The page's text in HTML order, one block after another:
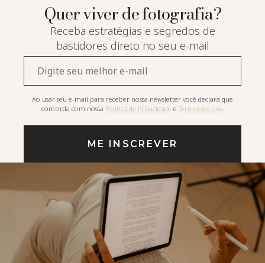
Quer viver de fotografia?
Receba estratégias e segredos de
bastidores direto no seu e-mail
mail*
Ao usar seu e-mail para receber nossa newsletter você declara que
concorda com nossa Política de Privacidade e Termos de Uso.
ME INSCREVER